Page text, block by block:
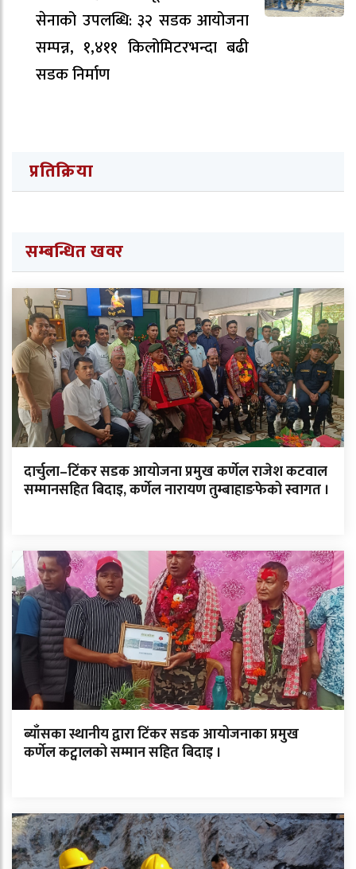
सेनाको उपलब्धि: ३२ सडक आयोजना
सम्पन्न, १,४११ किलोमिटरभन्दा बढी
सडक निर्माण
प्रतिक्रिया
सम्बन्धित खवर
दार्चुला–टिंकर सडक आयोजना प्रमुख कर्णेल राजेश कटवाल
सम्मानसहित बिदाइ, कर्णेल नारायण तुम्बाहाङफेको स्वागत ।
ब्याँसका स्थानीय द्वारा टिंकर सडक आयोजनाका प्रमुख
कर्णेल कट्वालको सम्मान सहित बिदाइ ।